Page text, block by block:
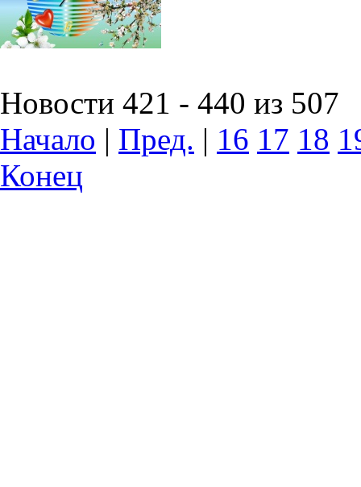
Новости 421 - 440 из 507
Начало | Пред. | 16 17 18
Конец